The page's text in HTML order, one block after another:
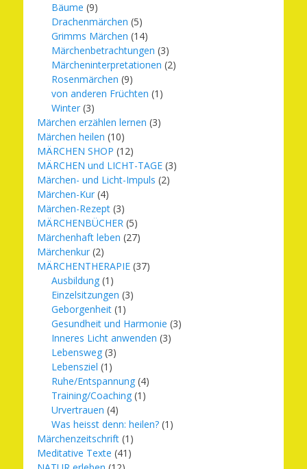
Bäume (9)
Drachenmärchen (5)
Grimms Märchen (14)
Märchenbetrachtungen (3)
Märcheninterpretationen (2)
Rosenmärchen (9)
von anderen Früchten (1)
Winter (3)
Märchen erzählen lernen (3)
Märchen heilen (10)
MÄRCHEN SHOP (12)
MÄRCHEN und LICHT-TAGE (3)
Märchen- und Licht-Impuls (2)
Märchen-Kur (4)
Märchen-Rezept (3)
MÄRCHENBÜCHER (5)
Märchenhaft leben (27)
Märchenkur (2)
MÄRCHENTHERAPIE (37)
Ausbildung (1)
Einzelsitzungen (3)
Geborgenheit (1)
Gesundheit und Harmonie (3)
Inneres Licht anwenden (3)
Lebensweg (3)
Lebensziel (1)
Ruhe/Entspannung (4)
Training/Coaching (1)
Urvertrauen (4)
Was heisst denn: heilen? (1)
Märchenzeitschrift (1)
Meditative Texte (41)